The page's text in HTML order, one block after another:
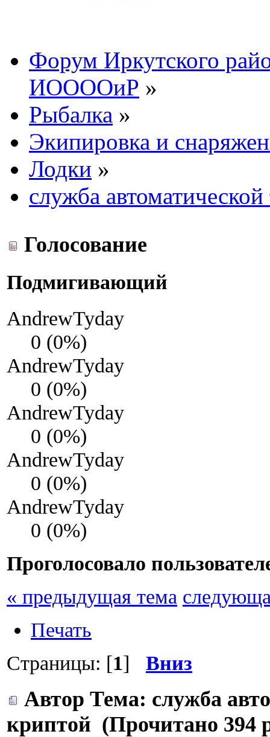
Форум Иркутского
ИООООиР »
Рыбалка »
Экипировка и
Лодки »
служба
Голосование
Подмигивающий
AndrewTyday
0 (0%)
AndrewTyday
0 (0%)
AndrewTyday
0 (0%)
AndrewTyday
0 (0%)
AndrewTyday
0 (0%)
Проголосовало
« предыдущая тема
Печать
Страницы: [1] Вниз
Автор Тема: служба
криптой (Прочитано 394